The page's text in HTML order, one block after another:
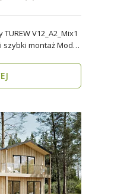
V12_A2_Mix1
montaż Model